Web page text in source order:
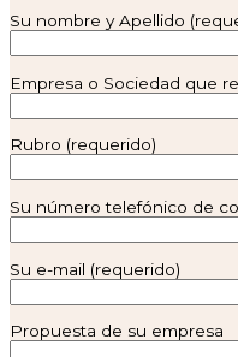
Su nombre y Apellido
Empresa o Sociedad que
Rubro (requerido)
Su número telefónico de
Su e-mail (requerido)
Propuesta de su empresa